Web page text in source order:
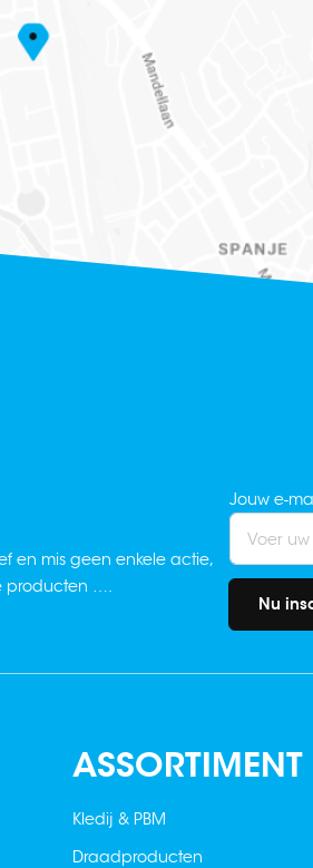
en mis geen enkele actie,
producten ….
Jouw e-
Nu
ASSORTIMENT
Kledij & PBM
Draadproducten